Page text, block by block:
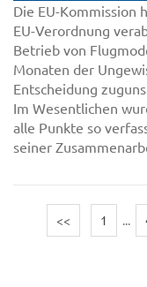
Die EU-Kommission
EU-Verordnung
Betrieb von
Monaten der
Entscheidung
Im Wesentlichen
alle Punkte so
seiner
<< 1 ...